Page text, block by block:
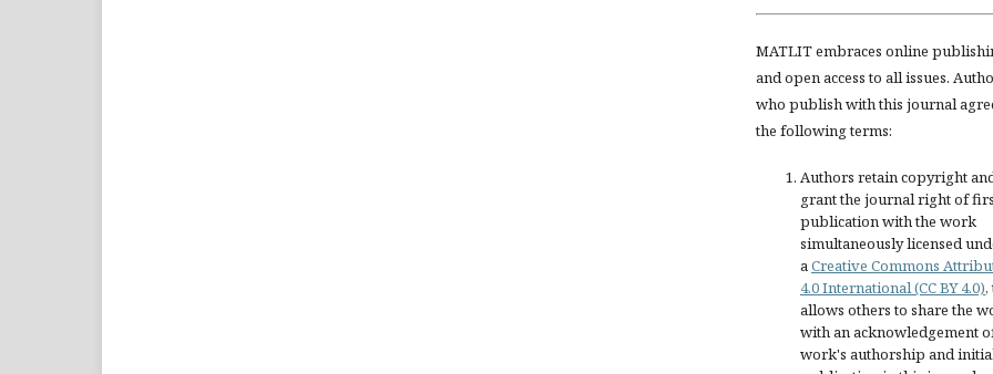
MATLIT embraces online
and open access to all issues.
who publish with this journal
the following terms:
Authors retain copyright
grant the journal right of
publication with the work
simultaneously licensed
aCreative Commons
4.0 International (CC BY 4.0),
allows others to share the
with an acknowledgement
work's authorship and